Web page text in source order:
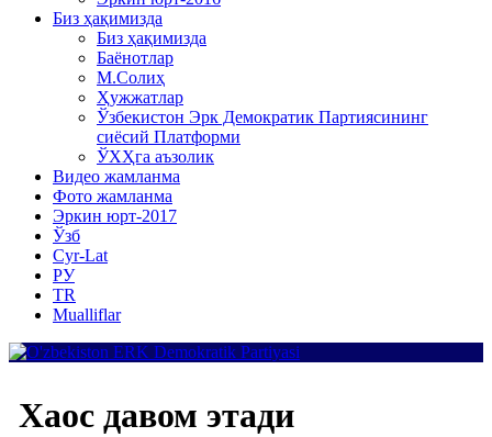
Биз ҳақимизда
Биз ҳақимизда
Баёнотлар
М.Солиҳ
Ҳужжатлар
Ўзбекистон Эрк Демократик Партиясининг
сиёсий Платформи
ЎХҲга аъзолик
Видео жамланма
Фото жамланма
Эркин юрт-2017
Ўзб
Cyr-Lat
РУ
TR
Mualliflar
Хаос давом этади